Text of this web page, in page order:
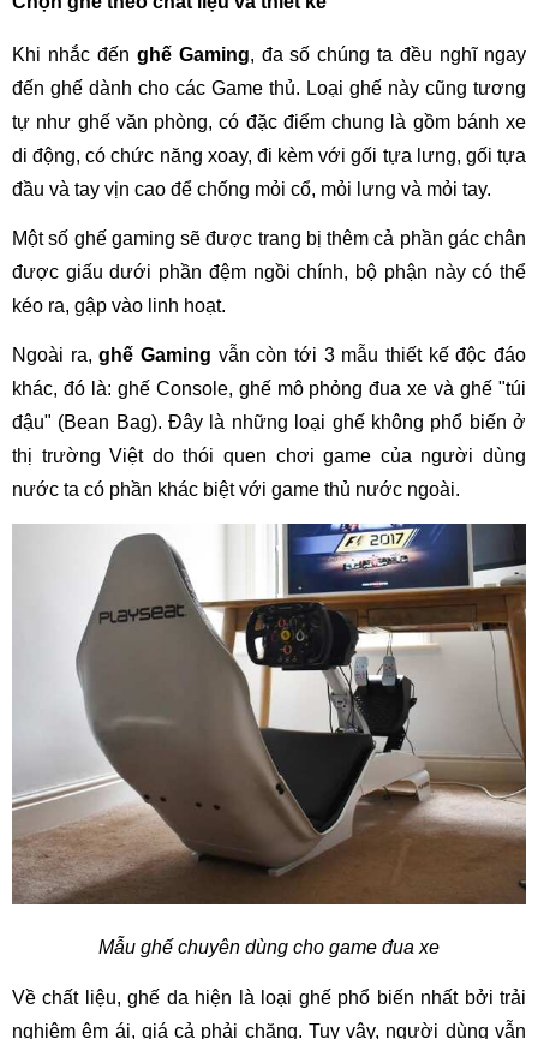
Khi nhắc đến ghế Gaming, đa số chúng ta đều nghĩ ngay
đến ghế dành cho các Game thủ. Loại ghế này cũng tương
tự như ghế văn phòng, có đặc điểm chung là gồm bánh xe
di động, có chức năng xoay, đi kèm với gối tựa lưng, gối tựa
đầu và tay vịn cao để chống mỏi cổ, mỏi lưng và mỏi tay.
Một số ghế gaming sẽ được trang bị thêm cả phần gác chân
được giấu dưới phần đệm ngồi chính, bộ phận này có thể
kéo ra, gập vào linh hoạt.
Ngoài ra,ghế Gaming vẫn còn tới 3 mẫu thiết kế độc đáo
khác, đó là: ghế Console, ghế mô phỏng đua xe và ghế "túi
đậu" (Bean Bag). Đây là những loại ghế không phổ biến ở
thị trường Việt do thói quen chơi game của người dùng
nước ta có phần khác biệt với game thủ nước ngoài.
Mẫu ghế chuyên dùng cho game đua xe
Về chất liệu, ghế da hiện là loại ghế phổ biến nhất bởi trải
nghiệm êm ái, giá cả phải chăng. Tuy vậy, người dùng vẫn